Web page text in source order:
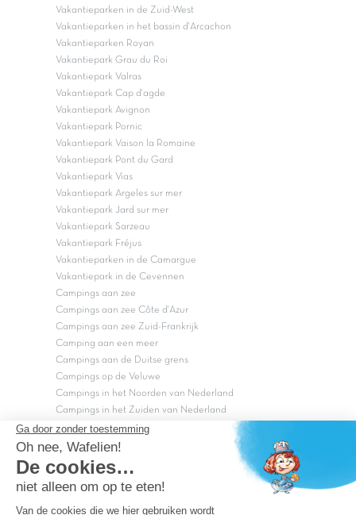
Vakantieparken in de Zuid-West
Vakantieparken in het bassin d'Arcachon
Vakantieparken Royan
Vakantiepark Grau du Roi
Vakantiepark Valras
Vakantiepark Cap d'agde
Vakantiepark Avignon
Vakantiepark Pornic
Vakantiepark Vaison la Romaine
Vakantiepark Pont du Gard
Vakantiepark Vias
Vakantiepark Argeles sur mer
Vakantiepark Jard sur mer
Vakantiepark Sarzeau
Vakantiepark Fréjus
Vakantieparken in de Camargue
Vakantiepark in de Cevennen
Campings aan zee
Campings aan zee Côte d'Azur
Campings aan zee Zuid-Frankrijk
Camping aan een meer
Campings aan de Duitse grens
Campings op de Veluwe
Campings in het Noorden van Nederland
Campings in het Zuiden van Nederland
Copyright Capfun 2026 ©
Bij Capfun solliciteren
Veelgestelde vragen
Dutchbox Vakantiepark
Superdeals